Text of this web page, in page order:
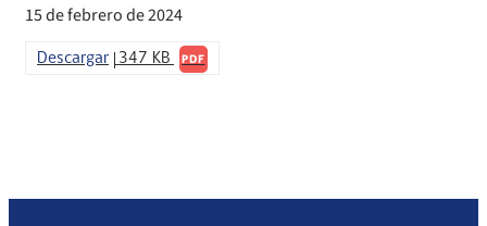
Estructura Orgánica
Informes de Fiscalización
Compendio Procedimientos
Sanciones Agentes de Ventas
Sanciones a Isapres
15 de febrero de 2024
Descargar 347 KB PDF